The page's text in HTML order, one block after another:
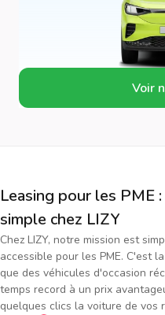
Voir
Leasing pour les PME
simple chez LIZY
Chez LIZY, notre mission est
accessible pour les PME. C'est
que des véhicules d'occasion
temps record à un prix
quelques clics la voiture de vos